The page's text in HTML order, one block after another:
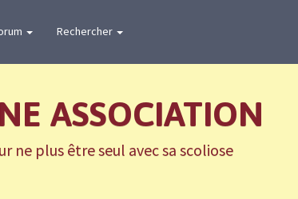
Rechercher
ASSOCIATION
ne plus être seul avec sa scoliose